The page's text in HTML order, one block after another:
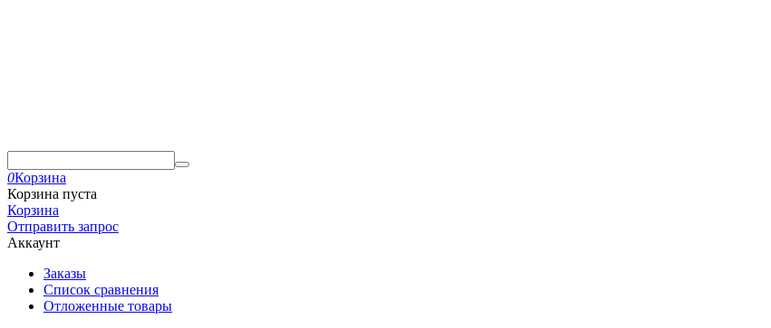
0Корзина
Корзина пуста
Корзина
Отправить запрос
Аккаунт
Заказы
Список сравнения
Отложенные товары